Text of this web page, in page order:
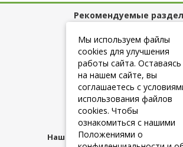
Рекомендуемые
Полезные ссылки
+7 (925) 084-10-60
Наш адрес:Москва,ул.Плещеева
Мы используем файлы
cookies для улучшения
работы сайта. Оставаясь
на нашем сайте, вы
соглашаетесь с
использования файлов
cookies. Чтобы
ознакомиться с нашими
Положениями о